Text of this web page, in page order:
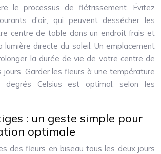
le processus de flétrissement. Évitez
d’air, qui peuvent dessécher les
centre de table dans un endroit frais et
lumière directe du soleil. Un emplacement
la durée de vie de votre centre de
jours. Garder les fleurs à une température
Celsius est optimal, selon les
: un geste simple pour
optimale
des fleurs en biseau tous les deux jours